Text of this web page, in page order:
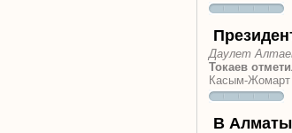
Даулет
Токаев
Касым-Жомарт
В Алматы